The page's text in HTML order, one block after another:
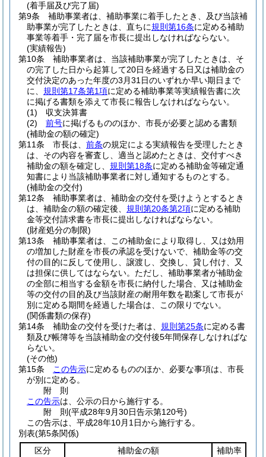
(着手届及び完了届)
第9条
補助事業者は、補助事業に着手したとき、及び当該補
助事業が完了したときは、直ちに規則第16条に定める補助
事業等着手・完了届を市長に提出しなければならない。
(実績報告)
第10条
補助事業者は、当該補助事業が完了したときは、そ
の完了した日から起算して20日を経過する日又は補助金の
交付決定のあった年度の3月31日のいずれか早い期日まで
に、 規則第17条第1項に定める補助事業等実績報告書に次
に掲げる書類を添えて市長に報告しなければならない。
(1)
収支決算書
(2)
前号に掲げるもののほか、市長が必要と認める書類
(補助金の額の確定)
第11条
市長は、 前条の規定による実績報告を受理したとき
は、その内容を審査し、適当と認めたときは、交付すべき
補助金の額を確定し、 規則第18条に定める補助金等確定通
知書により当該補助事業者に対し通知するものとする。
(補助金の交付)
第12条
補助事業者は、補助金の交付を受けようとするとき
は、補助金の額の確定後、 規則第20条第2項に定める補助
金等交付請求書を市長に提出しなければならない。
(財産処分の制限)
第13条
補助事業者は、この補助金により取得し、又は効用
の増加した財産を市長の承認を受けないで、補助金等の交
付の目的に反して使用し、譲渡し、交換し、貸し付け、又
は担保に供してはならない。 ただし、補助事業者が補助金
の全部に相当する金額を市長に納付した場合、又は補助金
等の交付の目的及び当該財産の耐用年数を勘案して市長が
別に定める期間を経過した場合は、この限りでない。
(関係書類の保存)
第14条
補助金の交付を受けた者は、 規則第25条に定める書
類及び帳簿等を当該補助金の交付後5年間保存しなければな
らない。
(その他)
第15条
この告示に定めるもののほか、必要な事項は、市長
が別に定める。
附 則
この告示は、公示の日から施行する。
附 則(平成28年9月30日告示第120号)
この告示は、平成28年10月1日から施行する。
別表(第5条関係)
区分
補助金の額 補助率